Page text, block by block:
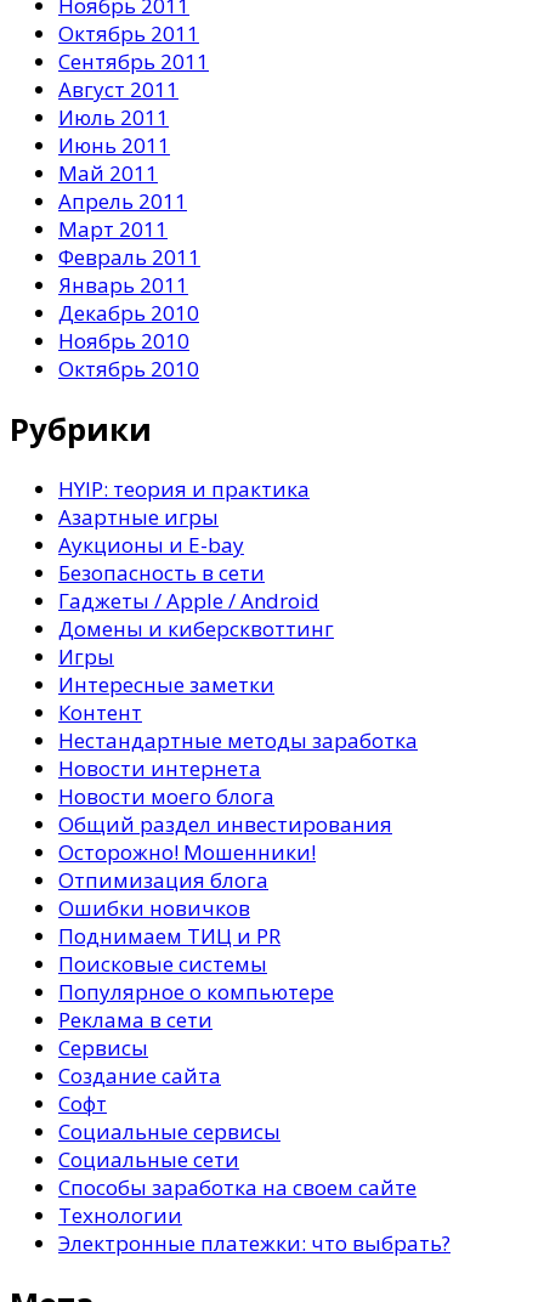
Октябрь 2011
Сентябрь 2011
Август 2011
Июль 2011
Июнь 2011
Май 2011
Апрель 2011
Март 2011
Февраль 2011
Январь 2011
Декабрь 2010
Ноябрь 2010
Октябрь 2010
Рубрики
HYIP: теория и практика
Азартные игры
Аукционы и E-bay
Безопасность в сети
Гаджеты / Apple / Android
Домены и киберсквоттинг
Игры
Интересные заметки
Контент
Нестандартные методы заработка
Новости интернета
Новости моего блога
Общий раздел инвестирования
Осторожно! Мошенники!
Отпимизация блога
Ошибки новичков
Поднимаем ТИЦ и PR
Поисковые системы
Популярное о компьютере
Реклама в сети
Сервисы
Создание сайта
Софт
Социальные сервисы
Социальные сети
Способы заработка на своем сайте
Технологии
Электронные платежки: что выбрать?